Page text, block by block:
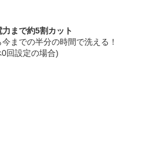
まで約5割カット
までの半分の時間で洗える！
回設定の場合)